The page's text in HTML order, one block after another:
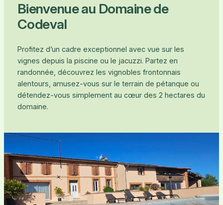
Bienvenue au Domaine de
Codeval
Profitez d’un cadre exceptionnel avec vue sur les
vignes depuis la piscine ou le jacuzzi. Partez en
randonnée, découvrez les vignobles frontonnais
alentours, amusez-vous sur le terrain de pétanque ou
détendez-vous simplement au cœur des 2 hectares du
domaine.